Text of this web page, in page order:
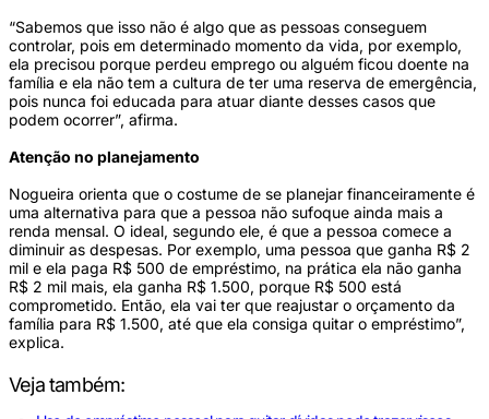
“Sabemos que isso não é algo que as pessoas conseguem
controlar, pois em determinado momento da vida, por exemplo,
ela precisou porque perdeu emprego ou alguém ficou doente na
família e ela não tem a cultura de ter uma reserva de emergência,
pois nunca foi educada para atuar diante desses casos que
podem ocorrer”, afirma.
Atenção no planejamento
Nogueira orienta que o costume de se planejar financeiramente é
uma alternativa para que a pessoa não sufoque ainda mais a
renda mensal. O ideal, segundo ele, é que a pessoa comece a
diminuir as despesas. Por exemplo, uma pessoa que ganha R$ 2
mil e ela paga R$ 500 de empréstimo, na prática ela não ganha
R$ 2 mil mais, ela ganha R$ 1.500, porque R$ 500 está
comprometido. Então, ela vai ter que reajustar o orçamento da
família para R$ 1.500, até que ela consiga quitar o empréstimo”,
explica.
Veja também: